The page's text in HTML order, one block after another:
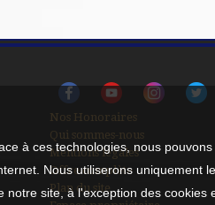
Nos Honoraires
Qui sommes-nous
Mentions légales
Offre complète
Plan du site
à ces technologies, nous
Nous utiliserons uniquement
site, à l'exception des cookies